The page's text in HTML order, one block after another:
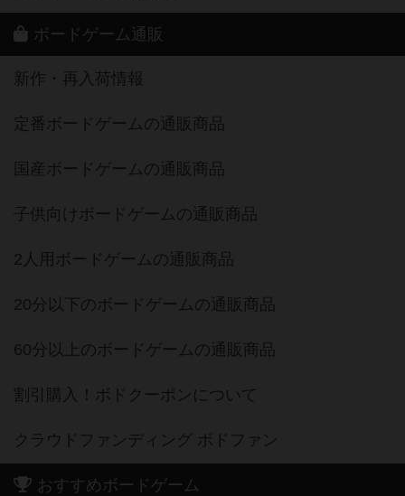
ボードゲーム通販
新作・再入荷情報
定番ボードゲームの通販商品
国産ボードゲームの通販商品
子供向けボードゲームの通販商品
2人用ボードゲームの通販商品
20分以下のボードゲームの通販商品
60分以上のボードゲームの通販商品
割引購入！ボドクーポンについて
クラウドファンディング ボドファン
おすすめボードゲーム